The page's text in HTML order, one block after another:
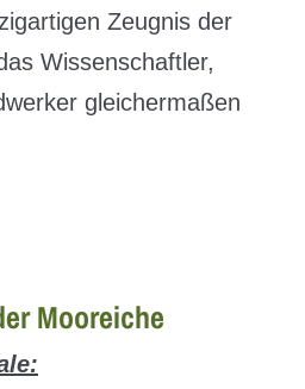
Zeugnis der
Wissenschaftler,
gleichermaßen
Mooreiche